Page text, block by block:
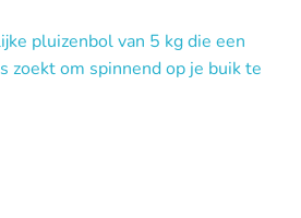
pluizenbol van 5 kg die een
zoekt om spinnend op je buik te